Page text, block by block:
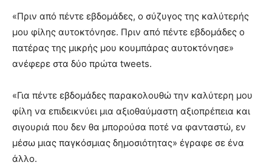
«Πριν από πέντε εβδομάδες, ο σύζυγος της καλύτερής
μου φίλης αυτοκτόνησε. Πριν από πέντε εβδομάδες ο
πατέρας της μικρής μου κουμπάρας αυτοκτόνησε»
ανέφερε στα δύο πρώτα tweets.
«Για πέντε εβδομάδες παρακολουθώ την καλύτερη μου
φίλη να επιδεικνύει μια αξιοθαύμαστη αξιοπρέπεια και
σιγουριά που δεν θα μπορούσα ποτέ να φανταστώ, εν
μέσω μιας παγκόσμιας δημοσιότητας» έγραφε σε ένα
άλλο.